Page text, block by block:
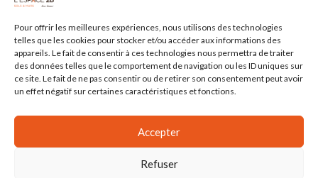
Pour offrir les meilleures expériences, nous utilisons des technologies
telles que les cookies pour stocker et/ou accéder aux informations des
appareils. Le fait de consentir à ces technologies nous permettra de traiter
des données telles que le comportement de navigation ou les ID uniques sur
ce site. Le fait de ne pas consentir ou de retirer son consentement peut avoir
un effet négatif sur certaines caractéristiques et fonctions.
Accepter
Refuser
Lun : 7h30/17h30
Mar : 7h30/17h30
Mer : 7h30/17h30
Jeu : 7h30/17h30
l'Agence Ailleurs